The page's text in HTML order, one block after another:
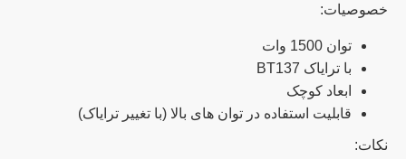
خصوصیات:
توان 1500 وات
با ترایاک BT137
ابعاد کوچک
قابلیت استفاده در توان های بالا (با تغییر ترایاک)
نکات: